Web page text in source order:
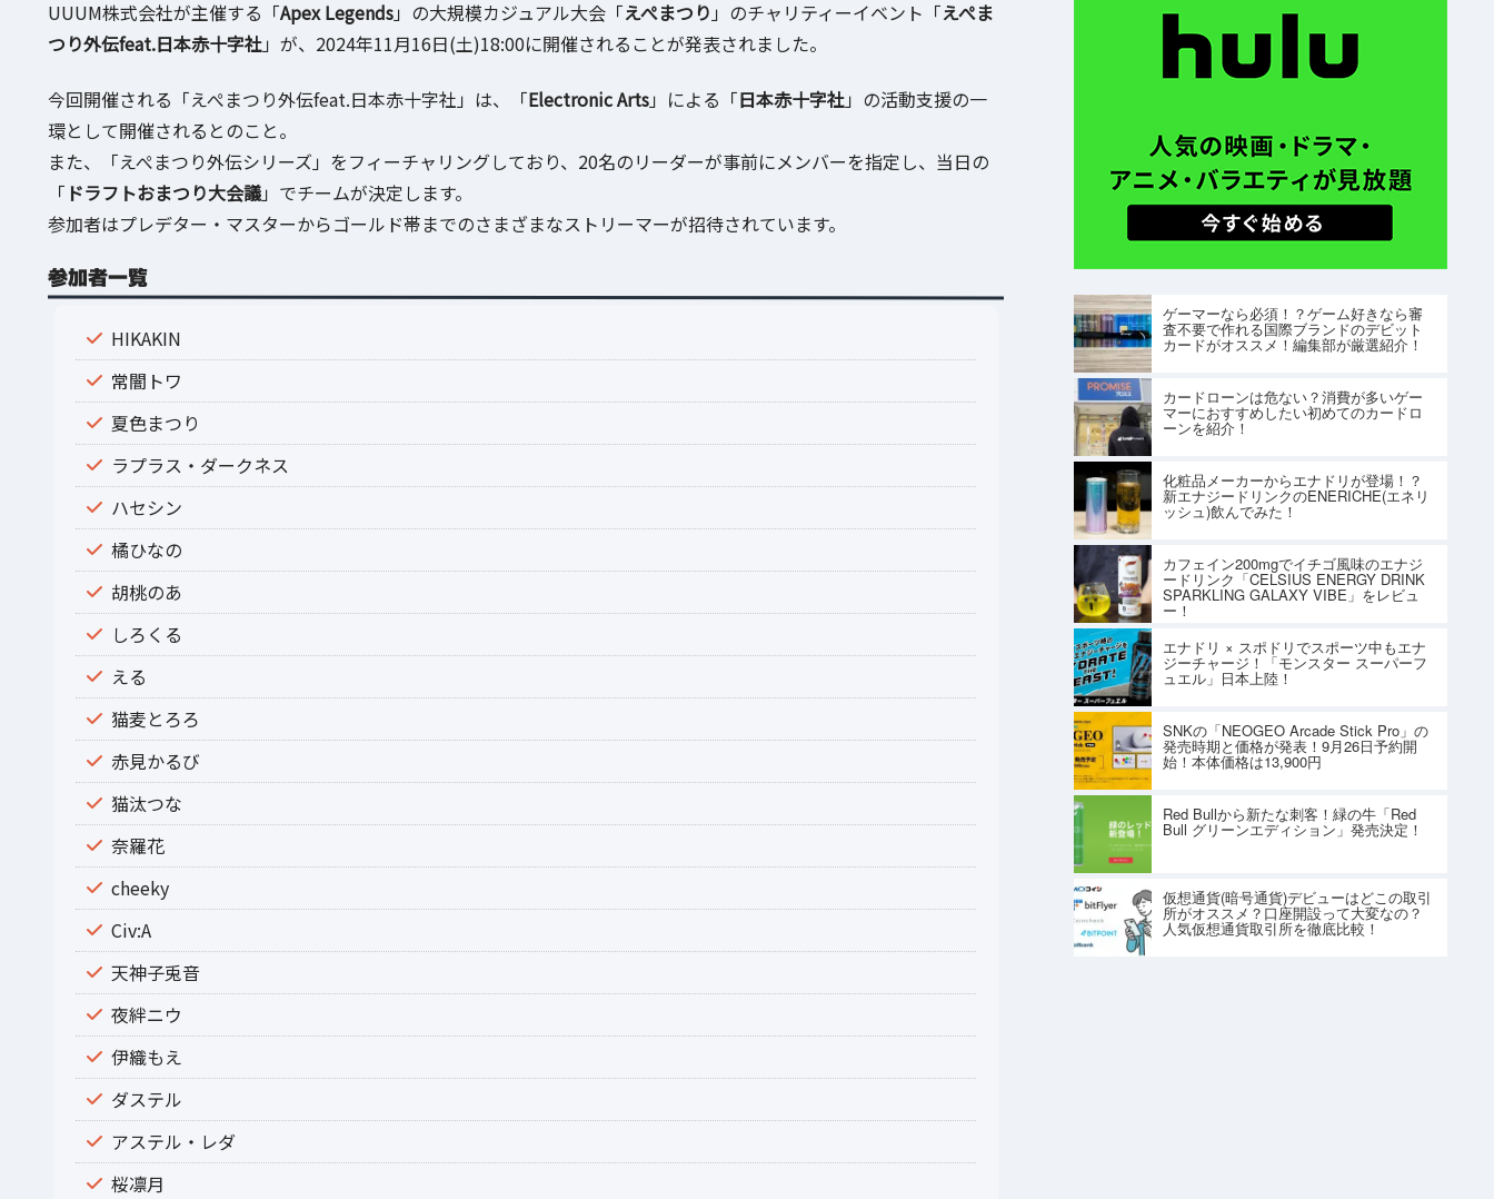
UUUM株式会社が主催する「Apex Legends」の大規模カジュアル大会「えぺまつり 」のチャリティーイベント「えぺま
つり外伝feat.日本赤十字社」が、2024年11月16日(土)18:00に開催されることが発表されました。
今回開催される「えぺまつり外伝feat.日本赤十字社」は、「Electronic Arts」による「日本赤十字社」の活動支援の一
環として開催されるとのこと。
また、「えぺまつり外伝シリーズ」をフィーチャリングしており、20名のリーダーが事前にメンバーを指定し、当日の
「 ドラフトおまつり大会議」でチームが決定します。
参加者はプレデター・マスターからゴールド帯までのさまざまなストリーマーが招待されています。
参加者一覧
HIKAKIN
常闇トワ
夏色まつり
ラプラス・ダークネス
ハセシン
橘ひなの
胡桃のあ
しろくる
える
猫麦とろろ
赤見かるび
猫汰つな
奈羅花
cheeky
Civ:A
天神子兎音
夜絆ニウ
伊織もえ
ダステル
アステル・レダ
桜凛月
ゲーマーなら必須！？ゲーム好きなら審
査不要で作れる国際ブランドのデビット
カードがオススメ！編集部が厳選紹介！
カードローンは危ない？消費が多いゲー
マーにおすすめしたい初めてのカードロ
ーンを紹介！
化粧品メーカーからエナドリが登場！？
新エナジードリンクのENERICHE(エネリ
ッシュ)飲んでみた！
カフェイン200mgでイチゴ風味のエナジ
ードリンク「CELSIUS ENERGY DRINK
SPARKLING GALAXY VIBE」をレビュ
ー！
エナドリ × スポドリでスポーツ中もエナ
ジーチャージ！「モンスター スーパーフ
ュエル」日本上陸！
SNKの「NEOGEO Arcade Stick Pro」の
発売時期と価格が発表！9月26日予約開
始！本体価格は13,900円
Red Bullから新たな刺客！緑の牛「Red
Bull グリーンエディション」発売決定！
仮想通貨(暗号通貨)デビューはどこの取引
所がオススメ？口座開設って大変なの？
人気仮想通貨取引所を徹底比較！